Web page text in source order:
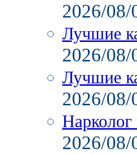
2026/
Лучшие
2026/
Лучшие
2026/
2026/